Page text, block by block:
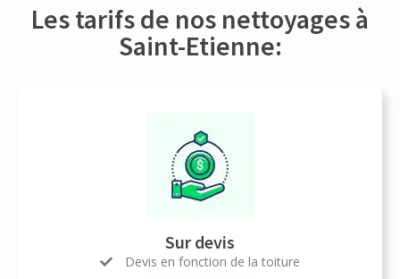
Les tarifs de nos nettoyages à
Saint-Etienne:
Sur devis
Devis en fonction de la toiture